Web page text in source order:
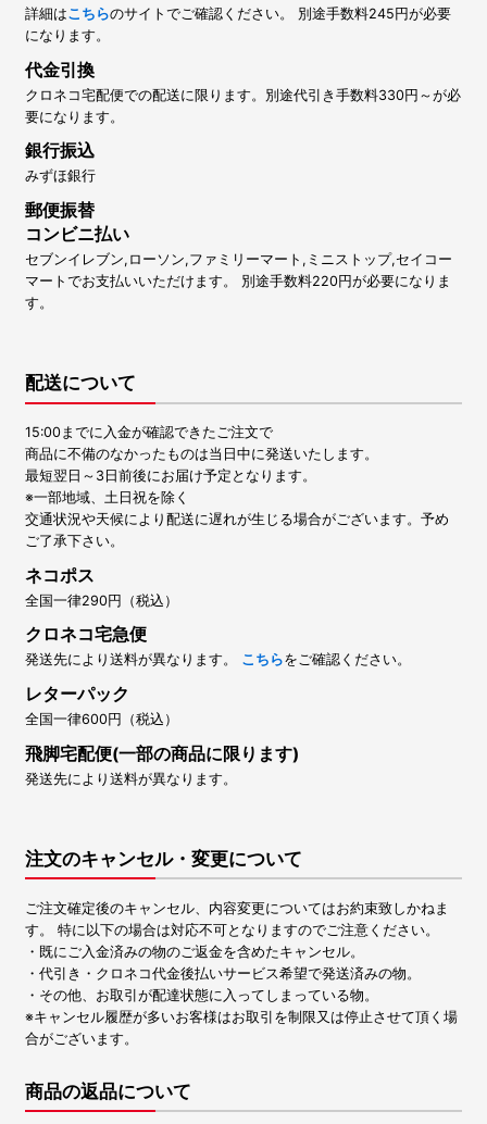
詳細はこちらのサイトでご確認ください。 別途手数料245円が必要
になります。
代金引換
クロネコ宅配便での配送に限ります。別途代引き手数料330円～が必
要になります。
銀行振込
みずほ銀行
郵便振替
コンビニ払い
セブンイレブン,ローソン,ファミリーマート,ミニストップ,セイコー
マートでお支払いいただけます。 別途手数料220円が必要になりま
す。
配送について
15:00までに入金が確認できたご注文で
商品に不備のなかったものは当日中に発送いたします。
最短翌日～3日前後にお届け予定となります。
※一部地域、土日祝を除く
交通状況や天候により配送に遅れが生じる場合がございます。予め
ご了承下さい。
ネコポス
全国一律290円（税込）
クロネコ宅急便
発送先により送料が異なります。 こちらをご確認ください。
レターパック
全国一律600円（税込）
飛脚宅配便(一部の商品に限ります)
発送先により送料が異なります。
注文のキャンセル・変更について
ご注文確定後のキャンセル、内容変更についてはお約束致しかねま
す。 特に以下の場合は対応不可となりますのでご注意ください。
・既にご入金済みの物のご返金を含めたキャンセル。
・代引き・クロネコ代金後払いサービス希望で発送済みの物。
・その他、お取引が配達状態に入ってしまっている物。
※キャンセル履歴が多いお客様はお取引を制限又は停止させて頂く場
合がございます。
商品の返品について